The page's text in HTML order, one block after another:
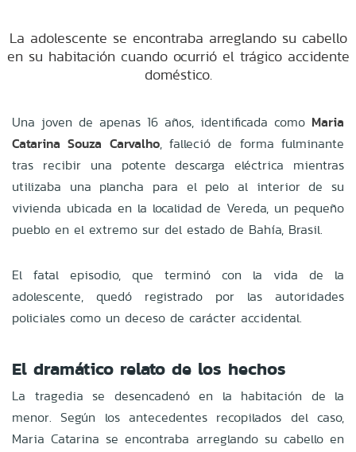
La adolescente se encontraba arreglando su cabello
en su habitación cuando ocurrió el trágico accidente
doméstico.
Una joven de apenas 16 años, identificada como Maria
Catarina Souza Carvalho, falleció de forma fulminante
tras recibir una potente descarga eléctrica mientras
utilizaba una plancha para el pelo al interior de su
vivienda ubicada en la localidad de Vereda, un pequeño
pueblo en el extremo sur del estado de Bahía, Brasil.
El fatal episodio, que terminó con la vida de la
adolescente, quedó registrado por las autoridades
policiales como un deceso de carácter accidental.
El dramático relato de los hechos
La tragedia se desencadenó en la habitación de la
menor. Según los antecedentes recopilados del caso,
Maria Catarina se encontraba arreglando su cabello en